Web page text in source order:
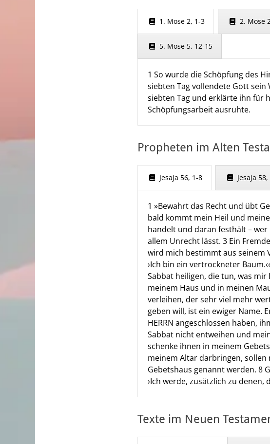
1. Mose 2, 1-3 2. Mose
5. Mose 5, 12-15
1 So wurde die Schöpfung des
siebten Tag vollendete Gott
siebten Tag und erklärte ihn für
Schöpfungsarbeit ausruhte.
Propheten im Alten
Jesaja 56, 1-8 Jesaja
1 »Bewahrt das Recht und übt
bald kommt mein Heil und
handelt und daran festhält –
allem Unrecht lässt. 3 Ein
wird mich bestimmt aus seinem
›Ich bin ein vertrockneter
Sabbat heiligen, die tun, was
meinem Haus und in meinen
verleihen, der sehr viel mehr
geben will, ist ein ewiger Name.
HERRN angeschlossen haben,
Sabbat nicht entweihen und
schenke ihnen in meinem
meinem Altar darbringen, sollen
Gebetshaus genannt werden. 8
›Ich werde, zusätzlich zu
Texte im Neuen